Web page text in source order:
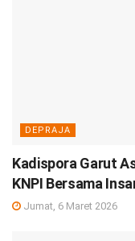
DEPRAJA
Kadispora Garut
KNPI Bersama
Jumat, 6 Maret 2026